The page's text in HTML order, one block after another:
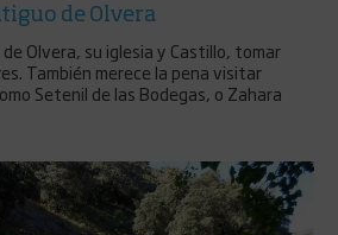
de Olvera
Olvera, su iglesia y Castillo, tomar
También merece la pena visitar
Setenil de las Bodegas, o Zahara